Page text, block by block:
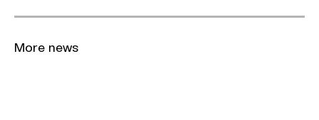
More news